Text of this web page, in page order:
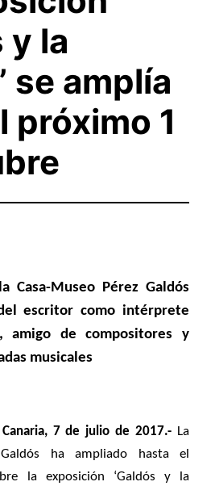
y la
se amplía
próximo 1
Casa-Museo Pérez Galdós
escritor como intérprete
amigo de compositores y
musicales
Canaria, 7 de julio de 2017.- La
Galdós ha ampliado hasta el
la exposición ‘Galdós y la